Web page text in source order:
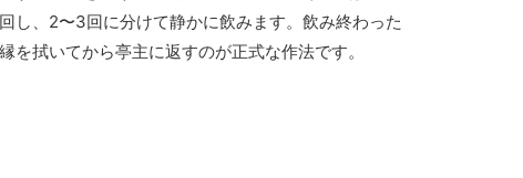
し、2〜3回に分けて静かに飲みます。飲み終わった
を拭いてから亭主に返すのが正式な作法です。